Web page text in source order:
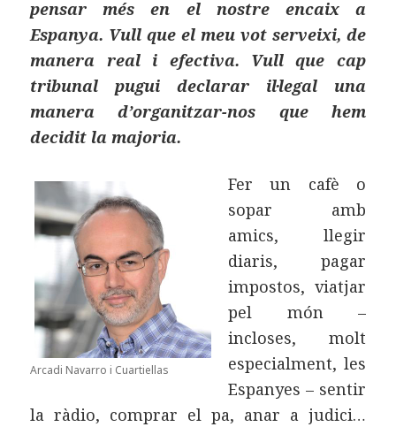
pensar més en el nostre encaix a
Espanya. Vull que el meu vot serveixi, de
manera real i efectiva. Vull que cap
tribunal pugui declarar il·legal una
manera d’organitzar-nos que hem
decidit la majoria.
Arcadi Navarro i Cuartiellas
Fer un cafè o
sopar amb
amics, llegir
diaris, pagar
impostos, viatjar
pel món –
incloses, molt
especialment, les
Espanyes – sentir
la ràdio, comprar el pa, anar a judici…